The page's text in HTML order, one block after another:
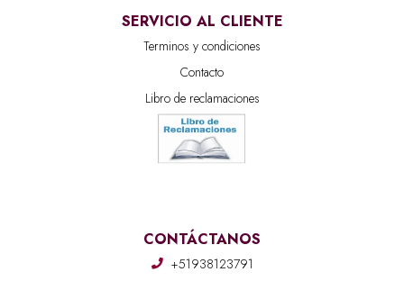
SERVICIO AL CLIENTE
Terminos y condiciones
Contacto
Libro de reclamaciones
CONTÁCTANOS
+51938123791